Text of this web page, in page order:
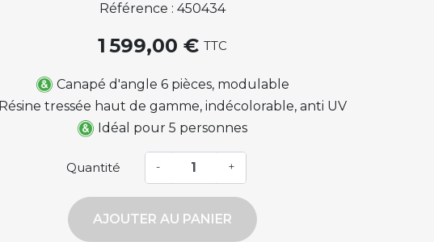
Référence : 450434
1 599,00 € TTC
Canapé d'angle 6 pièces, modulable
Résine tressée haut de gamme, indécolorable, anti UV
Idéal pour 5 personnes
Quantité - +
AJOUTER AU PANIER